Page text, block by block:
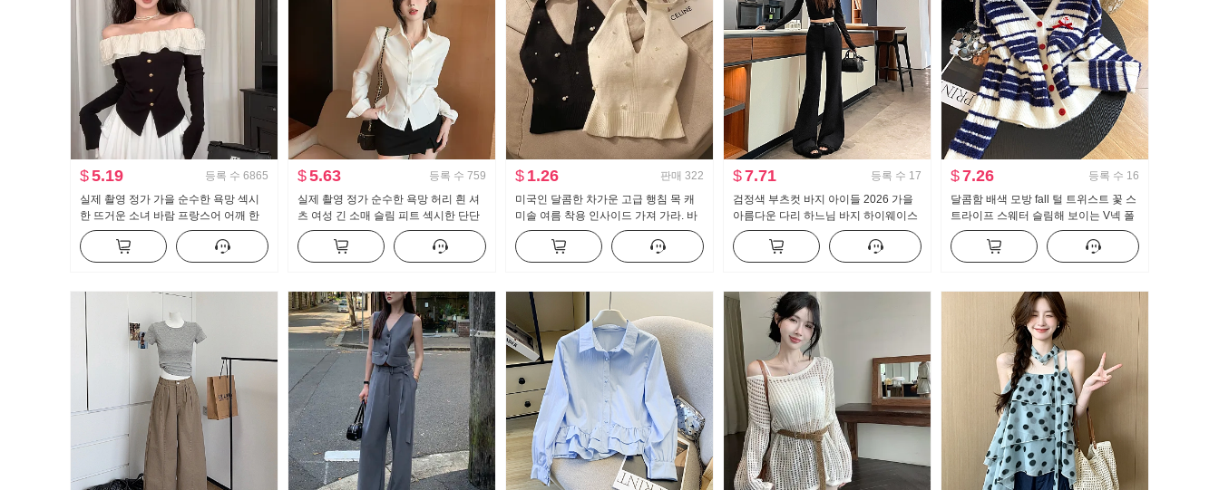
$5.19 등록 수 6865
실제 촬영 정가 가을 순수한 욕망 섹시
한 뜨거운 소녀 바람 프랑스어 어깨 한
개 긴 소매 티셔츠 여자 프릴 허리 맨위
$5.63 등록 수 759
실제 촬영 정가 순수한 욕망 허리 흰 셔
츠 여성 긴 소매 슬림 피트 섹시한 단단
한 셔츠 ol 유니폼 경력 작업복
$ 1.26 판매 322
미국인 달콤한 차가운 고급 행침 목 캐
미솔 여름 착용 인사이드 가져 가라. 바
지를 입는 셔츠 뜨거운 소녀 뜨개질 튜
브 톱 맨위
$7.71 등록 수 17
검정색 부츠컷 바지 아이들 2026 가을
아름다운 다리 하느님 바지 하이웨이스
트 수퍼 모델 바지 몸매 가꾸기 신축성
캐주얼 나팔 슬랙스
$7.26 등록 수 16
달콤함 배색 모방 fall 털 트위스트 꽃 스
트라이프 스웨터 슬림해 보이는 V넥 폴
로 칼라 레이스 니트 오픈 가디건